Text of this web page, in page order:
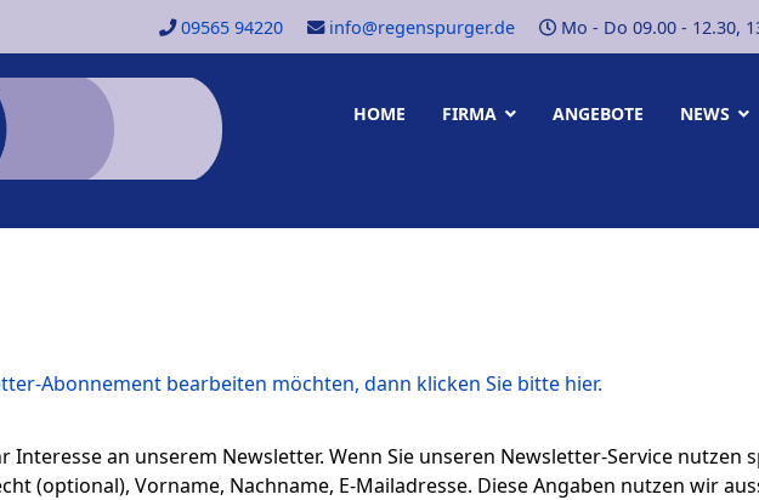
09565 94220 info@regenspurger.de Mo - Do 09.00 - 12.30,
HOME FIRMA ANGEBOTE NEWS
Abonnement bearbeiten möchten, dann klicken Sie bitte hier.
Interesse an unserem Newsletter. Wenn Sie unseren Newsletter-Service nutzen
(optional), Vorname, Nachname, E-Mailadresse. Diese Angaben nutzen wir